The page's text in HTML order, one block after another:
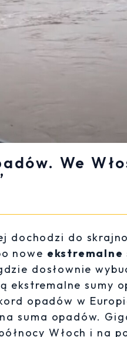
We
dochodzi do
nowe ekstremalne
dosłownie
ekstremalne sumy
opadów w
suma opadów.
Włoch i na